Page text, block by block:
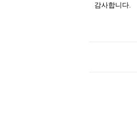
감사합니다.